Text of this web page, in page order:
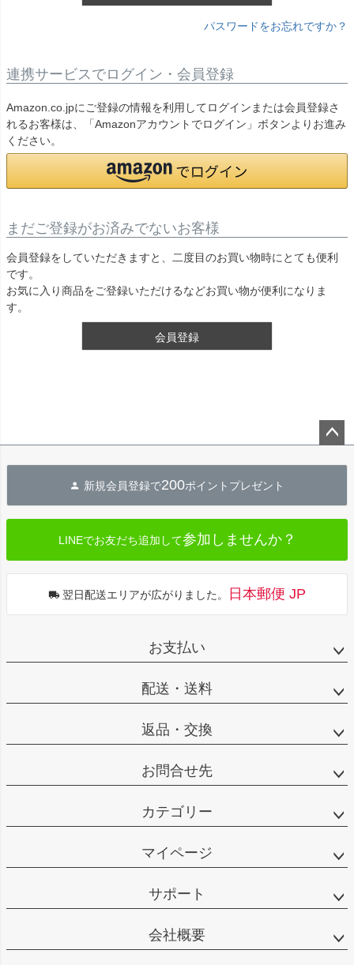
パスワードをお忘れですか？
連携サービスでログイン・会員登録
Amazon.co.jpにご登録の情報を利用してログインまたは会員登録さ
れるお客様は、「Amazonアカウントでログイン」ボタンよりお進み
ください。
まだご登録がお済みでないお客様
会員登録をしていただきますと、二度目のお買い物時にとても便利
です。
お気に入り商品をご登録いただけるなどお買い物が便利になりま
す。
会員登録
へ
新規会員登録で200ポイントプレゼント
LINEでお友だち追加して参加しませんか？
翌日配送エリアが広がりました。 日本郵便 JP
お支払い
配送・送料
返品・交換
お問合せ先
カテゴリー
マイページ
サポート
会社概要